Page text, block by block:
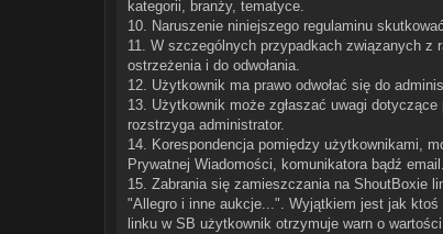
kategorii, branży, tematyce.
10. Naruszenie niniejszego regulaminu
11. W szczególnych przypadkach związanych z
ostrzeżenia i do odwołania.
12. Użytkownik ma prawo odwołać się do
13. Użytkownik może zgłaszać uwagi
rozstrzyga administrator.
14. Korespondencja pomiędzy użytkownikami,
Prywatnej Wiadomości, komunikatora bądź email.
15. Zabrania się zamieszczania na ShoutBoxie
"Allegro i inne aukcje...". Wyjątkiem jest jak
linku w SB użytkownik otrzymuje warn o